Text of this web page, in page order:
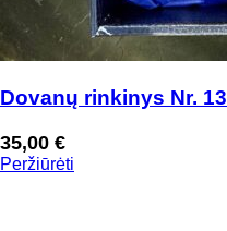
Dovanų rinkinys Nr. 13
35,00 €
Peržiūrėti